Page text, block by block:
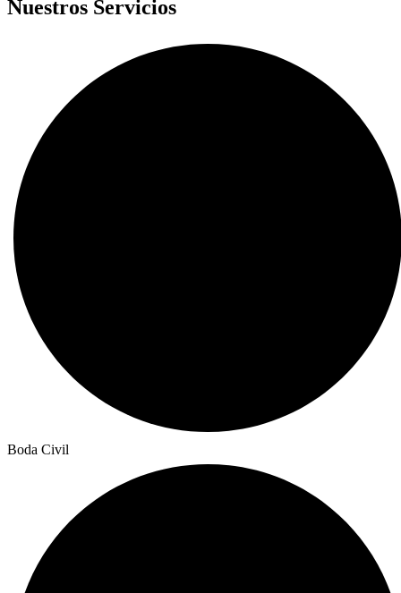
Nuestros Servicios
Boda Civil